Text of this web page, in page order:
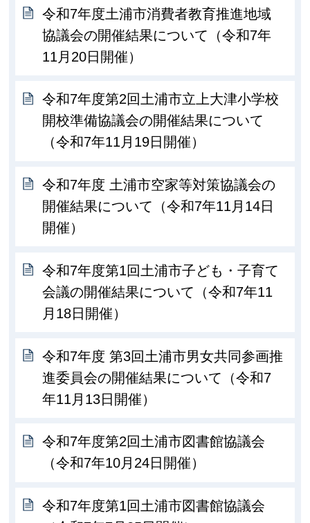
令和7年度土浦市消費者教育推進地域
協議会の開催結果について（令和7年
11月20日開催）
令和7年度第2回土浦市立上大津小学校
開校準備協議会の開催結果について
（令和7年11月19日開催）
令和7年度 土浦市空家等対策協議会の
開催結果について（令和7年11月14日
開催）
令和7年度第1回土浦市子ども・子育て
会議の開催結果について（令和7年11
月18日開催）
令和7年度 第3回土浦市男女共同参画推
進委員会の開催結果について（令和7
年11月13日開催）
令和7年度第2回土浦市図書館協議会
（令和7年10月24日開催）
令和7年度第1回土浦市図書館協議会